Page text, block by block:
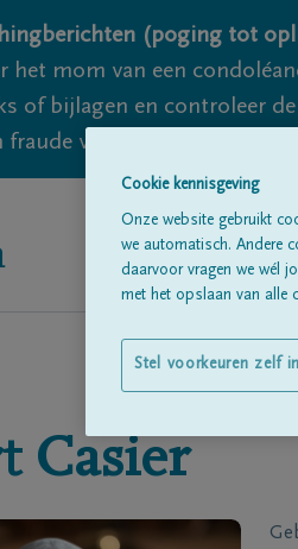
(poging tot
het mom van een
of bijlagen en controleer
vallen echter nooit
Casier
Cookie kennisgeving
Onze website gebruikt
we automatisch. Andere
daarvoor vragen we wél
met het opslaan van alle
Stel voorkeuren zelf in